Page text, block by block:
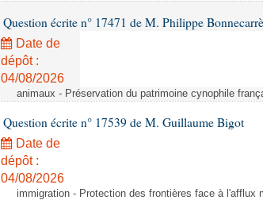
Question écrite n° 17471 de M. Philippe
Date de
dépôt :
04/08/2026
animaux - Préservation du patrimoine cynophile
Question écrite n° 17539 de M. Guillaume Bigot
Date de
dépôt :
04/08/2026
immigration - Protection des frontières face à